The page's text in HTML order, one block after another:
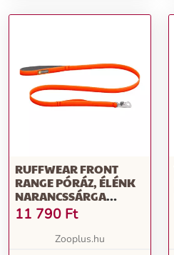
RUFFWEAR FRONT
RANGE PÓRÁZ, ÉLÉNK
NARANCSSÁRGA
KUTYÁKNAK - 150 CM
HOSSZÚ, 19 MM SZÉLES
11 790 Ft
Zooplus.hu